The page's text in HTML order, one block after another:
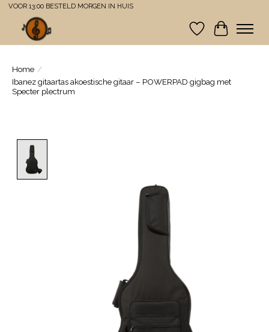
VOOR 13:00 BESTELD MORGEN IN HUIS
Verlanglijst
Home /
Ibanez gitaartas akoestische gitaar – POWERPAD gigbag met
Specter plectrum